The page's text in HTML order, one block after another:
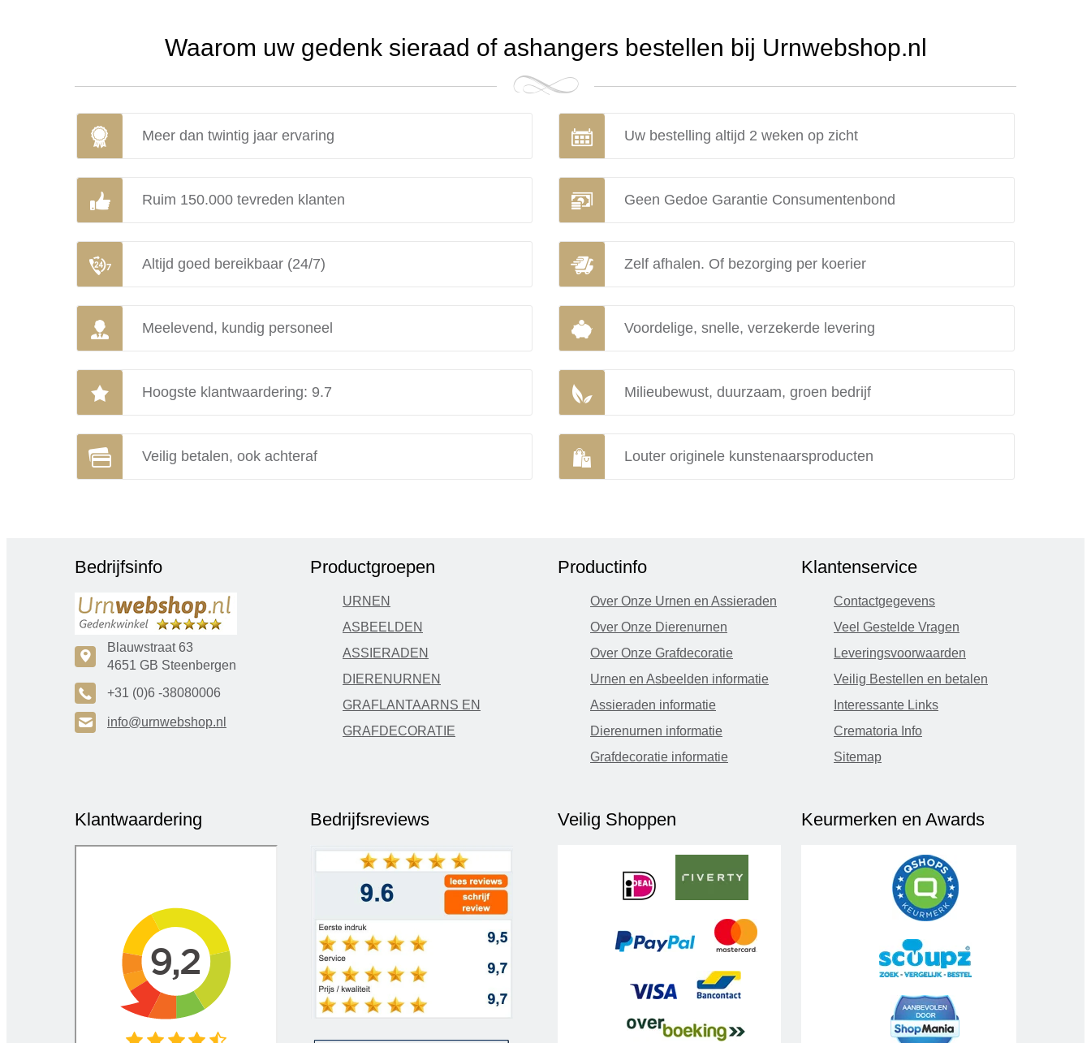
Waarom uw gedenk sieraad of ashangers bestellen bij Urnwebshop.nl
Meer dan twintig jaar ervaring Uw bestelling altijd 2 weken op zicht
Ruim 150.000 tevreden klanten Geen Gedoe Garantie Consumentenbond
Altijd goed bereikbaar (24/7) Zelf afhalen. Of bezorging per koerier
Meelevend, kundig personeel Voordelige, snelle, verzekerde levering
Hoogste klantwaardering: 9.7 Milieubewust, duurzaam, groen bedrijf
Veilig betalen, ook achteraf Louter originele kunstenaarsproducten
Bedrijfsinfo
c
Blauwstraat 63
4651 GB Steenbergen
A +31 (0)6 -38080006
H info@urnwebshop.nl
Productgroepen
URNEN
ASBEELDEN
ASSIERADEN
DIERENURNEN
GRAFLANTAARNS EN
GRAFDECORATIE
Productinfo
Over Onze Urnen en Assieraden
Over Onze Dierenurnen
Over Onze Grafdecoratie
Urnen en Asbeelden informatie
Assieraden informatie
Dierenurnen informatie
Grafdecoratie informatie
Klantenservice
Contactgegevens
Veel Gestelde Vragen
Leveringsvoorwaarden
Veilig Bestellen en betalen
Interessante Links
Crematoria Info
Sitemap
Klantwaardering Bedrijfsreviews Veilig Shoppen Keurmerken en Awards